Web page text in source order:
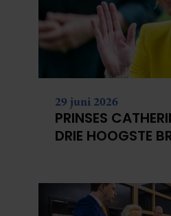
29 juni 2026
PRINSES
DRIE HOOGSTE